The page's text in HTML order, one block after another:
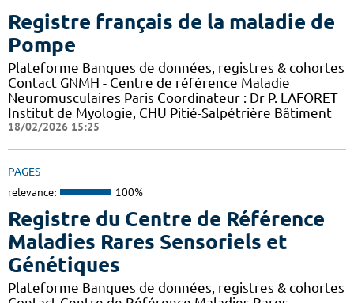
Registre français de la maladie de
Pompe
Plateforme Banques de données, registres & cohortes
Contact GNMH - Centre de référence Maladie
Neuromusculaires Paris Coordinateur : Dr P. LAFORET
Institut de Myologie, CHU Pitié-Salpétrière Bâtiment
18/02/2026 15:25
PAGES
relevance: 100%
Registre du Centre de Référence
Maladies Rares Sensoriels et
Génétiques
Plateforme Banques de données, registres & cohortes